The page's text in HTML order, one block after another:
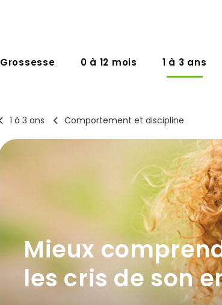
Grossesse 0 à 12 mois 1 à 3 ans
1 à 3 ans Comportement et discipline
Mieux
les cris de son